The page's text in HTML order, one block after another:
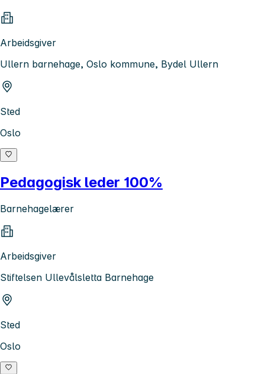
Arbeidsgiver
Ullern barnehage, Oslo kommune, Bydel Ullern
Sted
Oslo
Pedagogisk leder 100%
Barnehagelærer
Arbeidsgiver
Stiftelsen Ullevålsletta Barnehage
Sted
Oslo